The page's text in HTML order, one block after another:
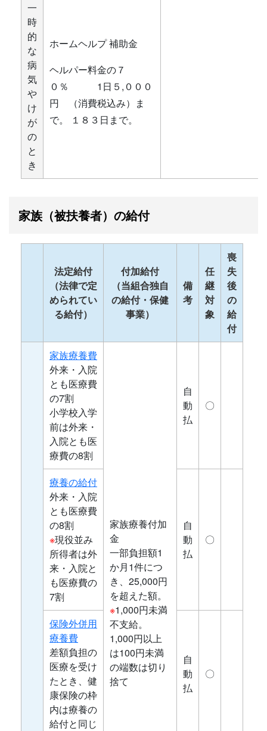
一
時
的
な
病
気
や
け
が
の
と
き
ホームヘルプ 補助金
ヘルパー料金の７
０％ 1日５,０００
円 （消費税込み）ま
で。 １８３日まで。
家族（被扶養者）の給付
法定給付
（法律で定
められてい
る給付）
付加給付
（当組合独自
の給付・保健
事業）
備
考
任
継
対
象
喪
失
後
の
給
付
家族療養費
外来・入院
とも医療費
の7割
小学校入学
前は外来・
入院とも医
療費の8割
家族療養付加
金
一部負担額1
か月1件につ
き、25,000円
を超えた額。
※1,000円未満
不支給。
1,000円以上
は100円未満
の端数は切り
捨て
自
動
払
〇
療養の給付
外来・入院
とも医療費
の8割
※現役並み
所得者は外
来・入院と
も医療費の
7割
自
動
払
〇
保険外併用
療養費
差額負担の
医療を受け
たとき、健
康保険の枠
内は療養の
給付と同じ
自
動
払
〇